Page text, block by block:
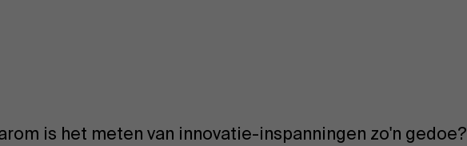
is het meten van innovatie-inspanningen zo'n gedoe?